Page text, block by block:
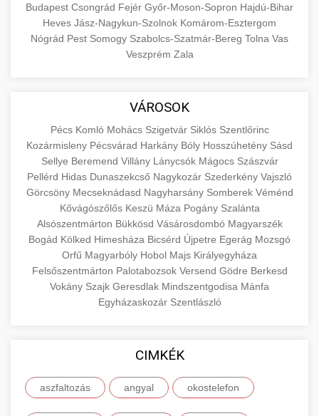
Legjobb Modellek Megtekintése
szolgáltatások webhelye autoritásának és
keresőmotoros rangsorolásának növeléséhez.
Csak fehér kalapú technikák.
minőségi backlink szolgáltatás
📦 5. Termékek és
Szolgáltatások
+
közgazdaságtanban és az üzleti életben.
kategóriákat.
en.wikipedia.org gazdasági koncepciók
Információk az EU finanszírozási
lehetőségeiről, pályázatokról és pénzügyi
támogatási programokról. Maradjon tájékozott
a vállalkozások és projektek számára elérhető
forrásokról.
kozter.com - EU-s pénzek
EU pályázati programok
🚀 7. SEO Ügynökség +
Szakértő keresőmotor-optimalizálási
szolgáltatások webhelye láthatóságának és
organikus forgalmának javításához. Technikai
SEO, tartalom optimalizálás és még sok más.
onlinemarketing101.biz
keresési optimalizálási szakértők
💎 8. Mellplasztika +
Professzionális mellnagyobbítási szolgáltatások
tapasztalt sebészekkel. Tudjon meg többet az
eljárásokról, a gyógyulásról és a konzultációs
lehetőségekről az esztétikai fejlesztéshez.
✨ 9. Hasplasztika +
Szakértő hasplasztikai eljárások laposabb,
utókezeléssel.
szeptest.com has kontúrozó műtét
Professzionális blefaroplasztikai eljárások
megjelenése frissítéséhez. Felső és alsó
szemhéjműtét tapasztalt kozmetikai
sebészekkel.
📈 11. Paciensek Számának
150%-os Növelése
+
Budapest Csongrád Fejér Győr-Moson-Sopron Hajdú-Bihar
Heves Jász-Nagykun-Szolnok Komárom-Esztergom
Nógrád Pest Somogy Szabolcs-Szatmár-Bereg Tolna Vas
Veszprém Zala
VÁROSOK
Pécs Komló Mohács Szigetvár Siklós Szentlőrinc
Kozármisleny Pécsvárad Harkány Bóly Hosszúhetény Sásd
Sellye Beremend Villány Lánycsók Mágocs Szászvár
Pellérd Hidas Dunaszekcső Nagykozár Szederkény Vajszló
Görcsöny Mecseknádasd Nagyharsány Somberek Véménd
Kővágószőlős Keszü Máza Pogány Szalánta
Alsószentmárton Bükkösd Vásárosdombó Magyarszék
Bogád Kölked Himesháza Bicsérd Újpetre Egerág Mozsgó
Orfű Magyarbóly Hobol Majs Királyegyháza
Felsőszentmárton Palotabozsok Versend Gödre Berkesd
Vokány Szajk Geresdlak Mindszentgodisa Mánfa
Egyházaskozár Szentlászló
CIMKÉK
aszfaltozás angyal okostelefon